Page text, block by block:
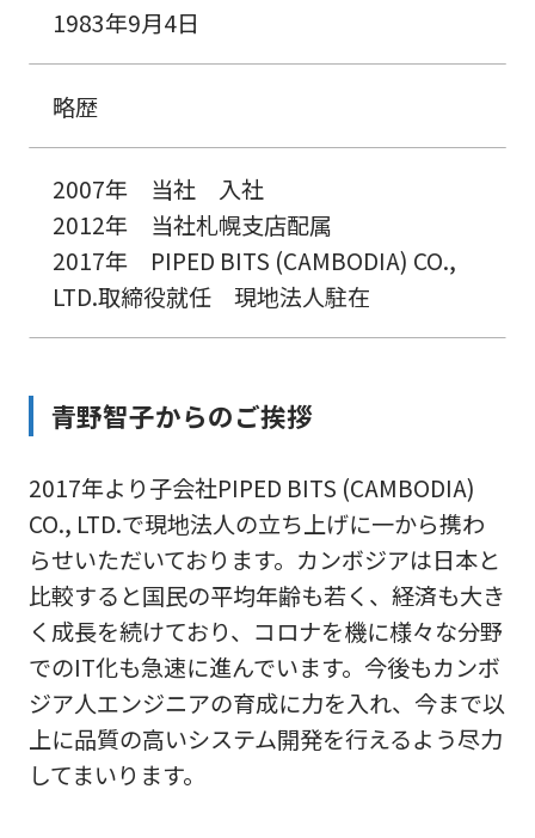
1983年9月4日
略歴
2007年 当社 入社
2012年 当社札幌支店配属
2017年 PIPED BITS (CAMBODIA) CO.,
LTD.取締役就任 現地法人駐在
青野智子からのご挨拶
2017年より子会社PIPED BITS (CAMBODIA)
CO., LTD.で現地法人の立ち上げに一から携わ
らせいただいております。カンボジアは日本と
比較すると国民の平均年齢も若く、経済も大き
く成長を続けており、コロナを機に様々な分野
でのIT化も急速に進んでいます。今後もカンボ
ジア人エンジニアの育成に力を入れ、今まで以
上に品質の高いシステム開発を行えるよう尽力
してまいります。